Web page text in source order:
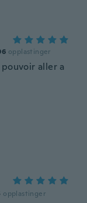
opplastinger
aller a
opplastinger